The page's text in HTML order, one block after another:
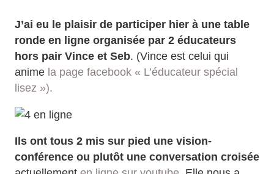
J’ai eu le plaisir de participer hier à une table
ronde en ligne organisée par 2 éducateurs
hors pair Vince et Seb. (Vince est celui qui
anime la page facebook « L’éducateur spécial
lisez »).
Ils ont tous 2 mis sur pied une vision-
conférence ou plutôt une conversation croisée